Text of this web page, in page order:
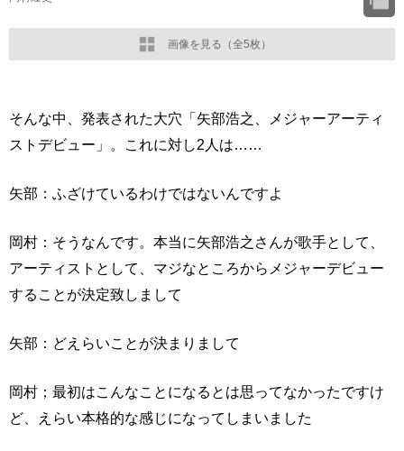
画像を見る（全5枚）
そんな中、発表された大穴「矢部浩之、メジャーアーティ
ストデビュー」。これに対し2人は……
矢部：ふざけているわけではないんですよ
岡村：そうなんです。本当に矢部浩之さんが歌手として、
アーティストとして、マジなところからメジャーデビュー
することが決定致しまして
矢部：どえらいことが決まりまして
岡村；最初はこんなことになるとは思ってなかったですけ
ど、えらい本格的な感じになってしまいました